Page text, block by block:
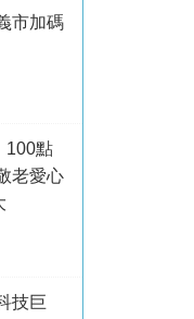
市加碼
100點
老愛心
技巨